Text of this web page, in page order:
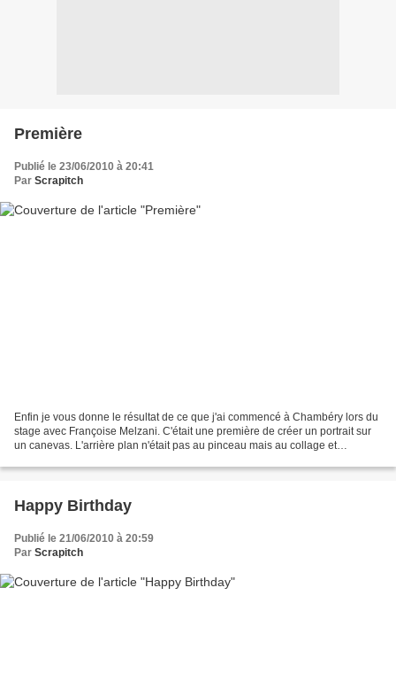
Première
Publié le 23/06/2010 à 20:41
Par Scrapitch
Enfin je vous donne le résultat de ce que j'ai commencé à Chambéry lors du
stage avec Françoise Melzani. C'était une première de créer un portrait sur
un canevas. L'arrière plan n'était pas au pinceau mais au collage et
Happy Birthday
Publié le 21/06/2010 à 20:59
Par Scrapitch